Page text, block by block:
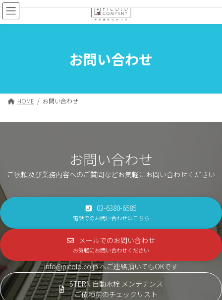
コ
ン
テ
プ
ナ
ビ
ゲ
動
お問い合わせ
HOME お問い合わせ
お問い合わせ
ご依頼及び業務内容へのご質問などお気軽にお問い合わせください
03-6380-6585
電話でのお問い合わせはこちら
メールでのお問い合わせ
お気軽にお問い合わせください
info@picolo.co.jp へご連絡頂いてもOKです
STERN 自動水栓 メンテナンス
ご依頼前のチェックリスト